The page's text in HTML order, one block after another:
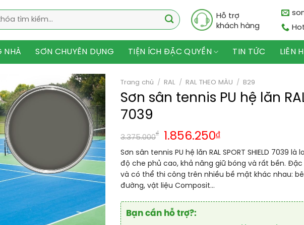
Hỗ trợ
khách hàng
NHÀ SƠN CHUYÊN DỤNG TIỆN ÍCH ĐẶC QUYỀN TIN TỨC LIÊN
Trang chủ / RAL / RAL THEO MÀU / B29
Sơn sân tennis PU hệ lăn RAL
7039
3.375.000
₫ 1.856.250₫
Sơn sân tennis PU hệ lăn RAL SPORT SHIELD 7039
độ che phủ cao, khả năng giữ bóng và rất bền.
và có thể thi công trên nhiều bề mặt khác nhau:
đường, vật liệu Composit…
Bạn cần hỗ trợ?: